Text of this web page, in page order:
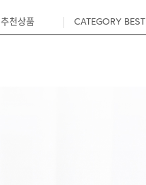
추천상품 CATEGORY BEST